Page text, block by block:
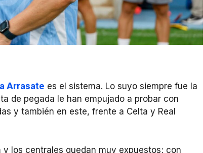
Arrasate es el sistema. Lo suyo siempre fue la
de pegada le han empujado a probar con
y también en este, frente a Celta y Real
los centrales quedan muy expuestos; con